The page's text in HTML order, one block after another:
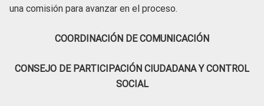
una comisión para avanzar en el proceso.
COORDINACIÓN DE COMUNICACIÓN
CONSEJO DE PARTICIPACIÓN CIUDADANA Y CONTROL
SOCIAL